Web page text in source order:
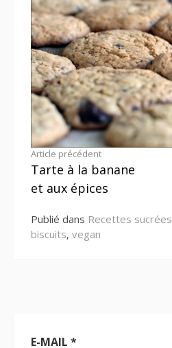
Lire
la
Article précédent
Tarte à la banane
et aux épices
Publié dans Recettes sucrées
biscuits, vegan
E-MAIL *